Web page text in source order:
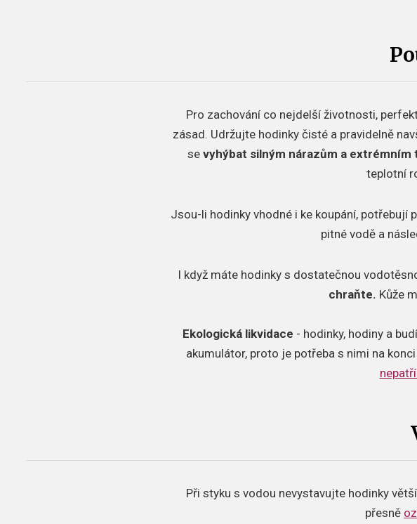
Pro zachování co nejdelší životnosti,
zásad. Udržujte hodinky čisté a pravidelně
se vyhýbat silným nárazům a extrémním
teplotní
Jsou-li hodinky vhodné i ke koupání,
pitné vodě a
I když máte hodinky s dostatečnou
chraňte. Kůže
Ekologická likvidace - hodinky, hodiny a
akumulátor, proto je potřeba s nimi na
Při styku s vodou nevystavujte hodinky
přesně